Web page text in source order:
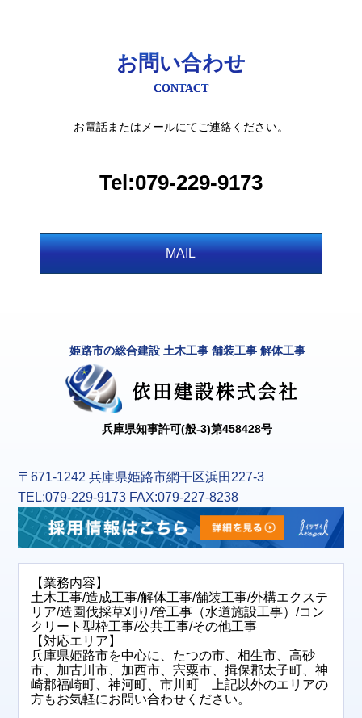
お問い合わせ
CONTACT
お電話またはメールにてご連絡ください。
Tel:079-229-9173
MAIL
姫路市の総合建設 土木工事 舗装工事 解体工事
兵庫県知事許可(般-3)第458428号
〒671-1242 兵庫県姫路市網干区浜田227-3
TEL:079-229-9173 FAX:079-227-8238
【業務内容】
土木工事/造成工事/解体工事/舗装工事/外構エクステ
リア/造園伐採草刈り/管工事（水道施設工事）/コン
クリート型枠工事/公共工事/その他工事
【対応エリア】
兵庫県姫路市を中心に、たつの市、相生市、高砂
市、加古川市、加西市、宍粟市、揖保郡太子町、神
崎郡福崎町、神河町、市川町 上記以外のエリアの
方もお気軽にお問い合わせください。